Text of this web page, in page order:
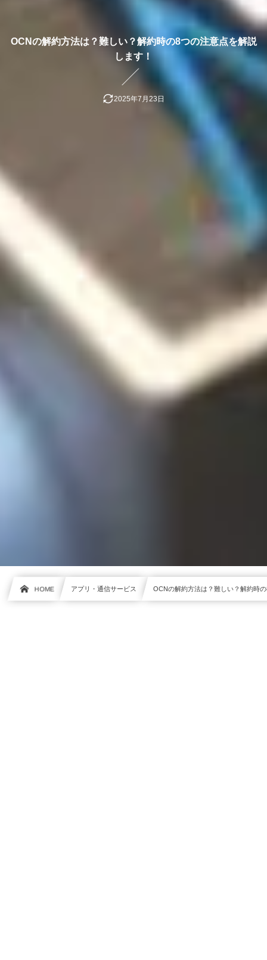
OCNの解約方法は？難しい？解約時の8つの注意点を解説
します！
2025年7月23日
HOME アプリ・通信サービス OCNの解約方法は？難しい？解約時